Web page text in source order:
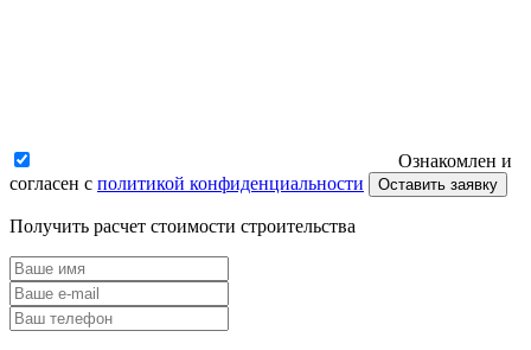
Ознакомлен и
согласен с политикой конфиденциальности Оставить заявку
Получить расчет стоимости строительства